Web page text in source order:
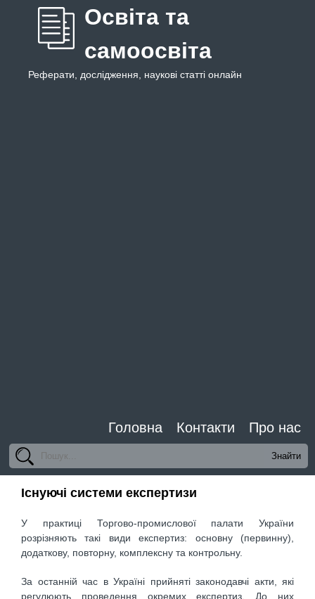
Освіта та
самоосвіта
Реферати, дослідження, наукові статті онлайн
Головна Контакти Про нас
Існуючі системи експертизи
У практиці Торгово-промислової палати України
розрізняють такі види експертиз: основну (первинну),
додаткову, повторну, комплексну та контрольну.
За останній час в Україні прийняті законодавчі акти, які
регулюють проведення окремих експертиз. До них